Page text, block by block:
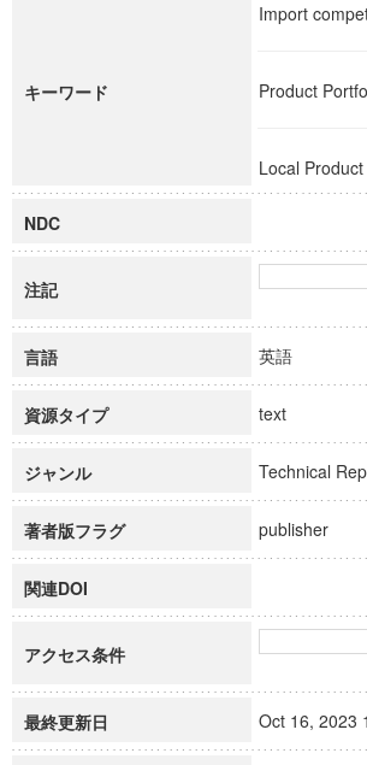
キーワード
Import
Product
Local
NDC
注記
言語 英語
資源タイプ text
ジャンル Technical
著者版フラグ publisher
関連DOI
アクセス条件
最終更新日 Oct 16,